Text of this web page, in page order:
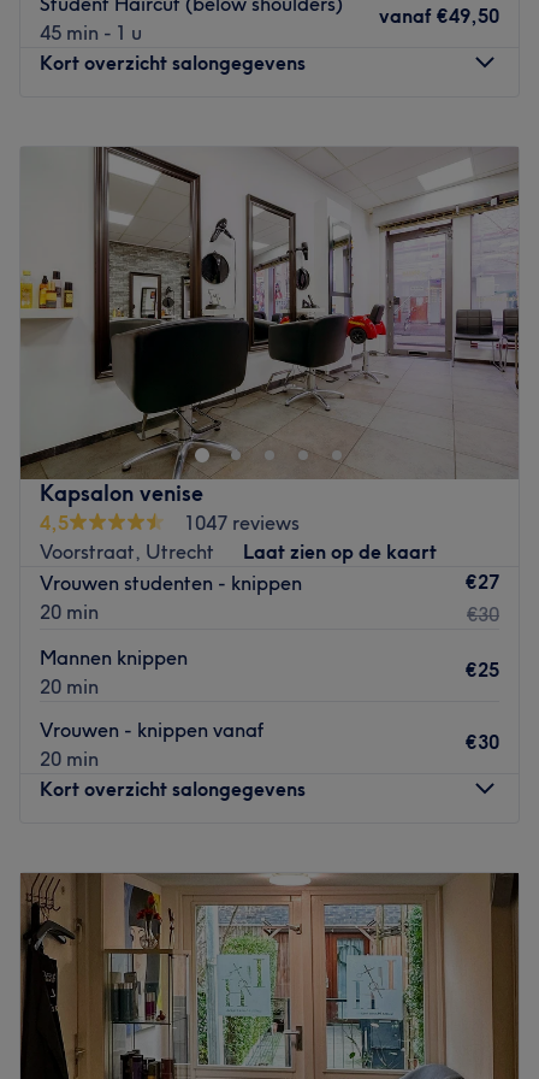
Sfeer: vriendelijk & verzorgd
Gespecialiseerd in: haarbehandelingen
Gebruikte merken en producten:
Go to venue
45 min - 1 u
vanaf €49,50
Kort overzicht salongegevens
Dinsdag
17:30
Woensdag
–21:00
Donderdag
09:00–20:00
Vrijdag
08:30–18:00
Zaterdag
10:00
17:00
Zondag
10:00–17:00
De kapsalon Aan de Gracht , voormalig Cut & Go ,is een
echte stadse salon. Vrouwen, mannen, studenten en
kinderen kunnen hier terecht voor het knippen, stylen of
kleuren van het haar. Natuurlijk wordt er gewerkt volgens
de laatste kleur en knip technieken.
Go to venue
Kapsalon venise
4,5
1047 reviews
Voorstraat, Utrecht
Laat zien op de kaart
Vrouwen studenten - knippen
20 min
€27
€30
Mannen knippen
20 min
€25
Vrouwen - knippen vanaf
20 min
€30
Kort overzicht salongegevens
Dinsdag
–18:00
Woensdag
09:00–18:00
Donderdag
09:00–19:00
Vrijdag
09:00–18:00
Zaterdag
09:00–17:00
Zondag
12:00–17:00